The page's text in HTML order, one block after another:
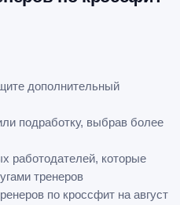
дополнительный
подработку, выбрав более
работодателей, которые
тренеров
по кроссфит на август